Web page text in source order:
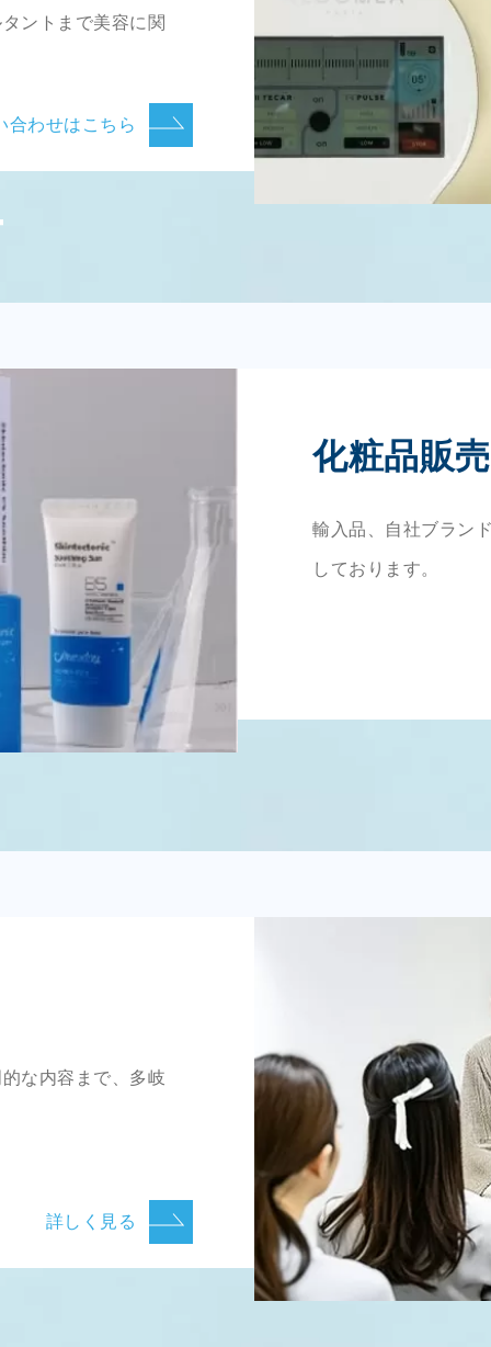
ントまで美容に関
合わせはこちら
化粧品販売
輸入品、自社ブラン
しております。
な内容まで、多岐
詳しく見る